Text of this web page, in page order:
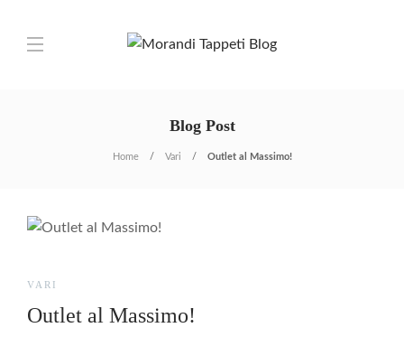
Blog Post
Home Vari Outlet al Massimo!
VARI
Outlet al Massimo!